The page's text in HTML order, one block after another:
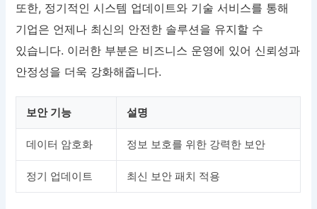
또한, 정기적인 시스템 업데이트와 기술 서비스를 통해
기업은 언제나 최신의 안전한 솔루션을 유지할 수
있습니다. 이러한 부분은 비즈니스 운영에 있어 신뢰성과
안정성을 더욱 강화해줍니다.
보안 기능 설명
데이터 암호화 정보 보호를 위한 강력한 보안
정기 업데이트 최신 보안 패치 적용